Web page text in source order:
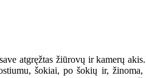
atgręžtas žiūrovų ir kamerų
šokiai, po šokių ir,